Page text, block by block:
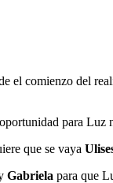
el comienzo del
para Luz
que se vaya
Gabriela para que